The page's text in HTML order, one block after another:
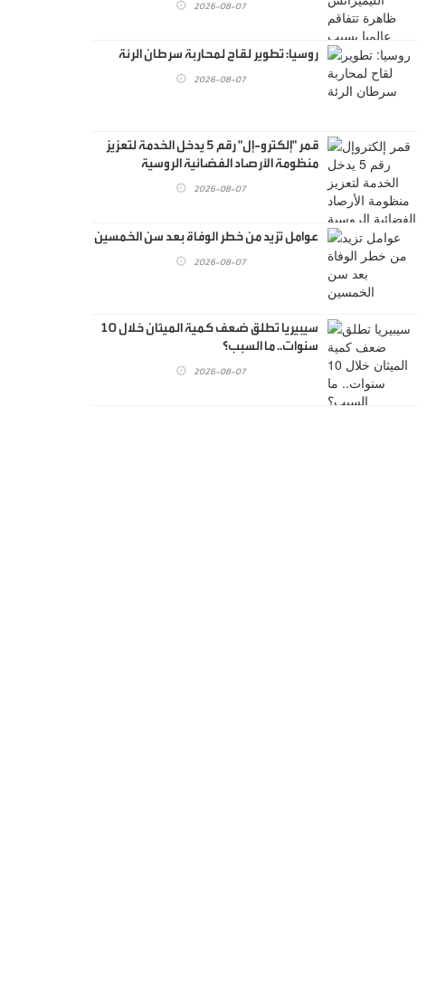
2026-08-07
روسيا: تطوير لقاح لمحاربة سرطان الرئة
2026-08-07
قمر "إلكترو-إل" رقم 5 يدخل الخدمة لتعزيز
منظومة الأرصاد الفضائية الروسية
2026-08-07
عوامل تزيد من خطر الوفاة بعد سن الخمسين
2026-08-07
سيبيريا تطلق ضعف كمية الميثان خلال 10
سنوات.. ما السبب؟
2026-08-07